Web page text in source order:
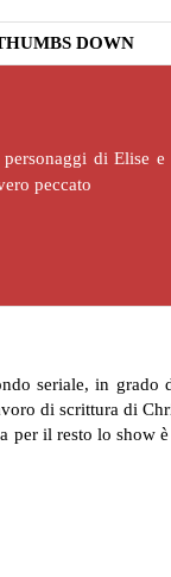
DOWN
di Elise
peccato
seriale, in grado
di scrittura di
per il resto lo show